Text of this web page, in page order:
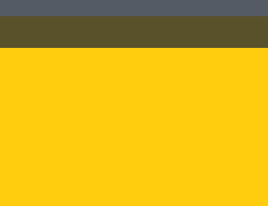
Besuchen Sie uns auf: